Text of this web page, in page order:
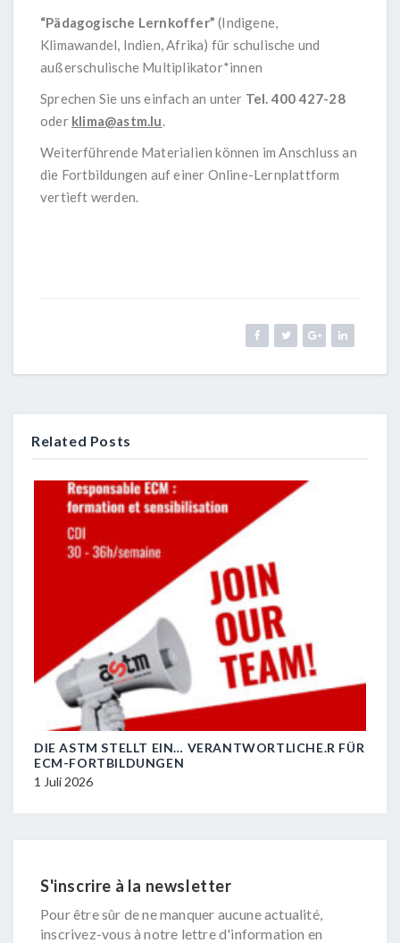
“Pädagogische Lernkoffer” (Indigene,
Klimawandel, Indien, Afrika) für schulische und
außerschulische Multiplikator*innen
Sprechen Sie uns einfach an unter Tel. 400 427-28
oder klima@astm.lu.
Weiterführende Materialien können im Anschluss an
die Fortbildungen auf einer Online-Lernplattform
vertieft werden.
Related Posts
DIE ASTM STELLT EIN… VERANTWORTLICHE.R FÜR
ECM-FORTBILDUNGEN
1 Juli 2026
S'inscrire à la newsletter
Pour être sûr de ne manquer aucune actualité,
inscrivez-vous à notre lettre d'information en